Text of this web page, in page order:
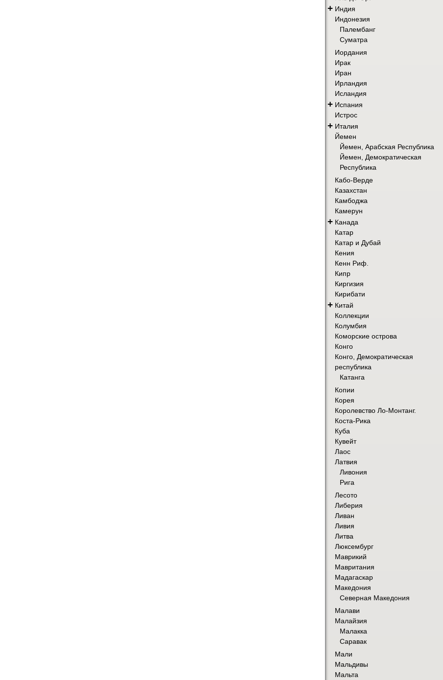
+ Индия
Индонезия
Палембанг
Суматра
Иордания
Ирак
Иран
Ирландия
Исландия
+ Испания
Истрос
+ Италия
Йемен
Йемен, Арабская Республика
Йемен, Демократическая
Республика
Кабо-Верде
Казахстан
Камбоджа
Камерун
+ Канада
Катар
Катар и Дубай
Кения
Кенн Риф.
Кипр
Киргизия
Кирибати
+ Китай
Коллекции
Колумбия
Коморские острова
Конго
Конго, Демократическая
республика
Катанга
Копии
Корея
Королевство Ло-Монтанг.
Коста-Рика
Куба
Кувейт
Лаос
Латвия
Ливония
Рига
Лесото
Либерия
Ливан
Ливия
Литва
Люксембург
Маврикий
Мавритания
Мадагаскар
Македония
Северная Македония
Малави
Малайзия
Малакка
Саравак
Мали
Мальдивы
Мальта